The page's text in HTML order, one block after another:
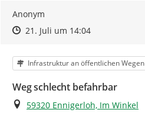
Anonym
Zeitpunkt des Erstellens
Zeitpunkt des Erstellens
21. Juli um 14:04Zur Äußerung
Kategorie
Infrastruktur an öffentlichen Wegen
Weg schlecht befahrbar
Ort
59320 Ennigerloh, Im Winkel